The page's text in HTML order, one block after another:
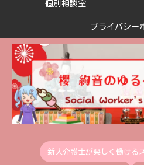
新人介護士が楽しく働ける
個別相談室
プライバシー